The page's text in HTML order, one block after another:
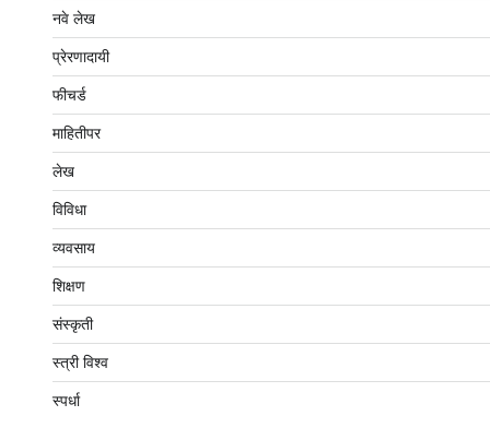
नवे लेख
प्रेरणादायी
फीचर्ड
माहितीपर
लेख
विविधा
व्यवसाय
शिक्षण
संस्कृती
स्त्री विश्व
स्पर्धा